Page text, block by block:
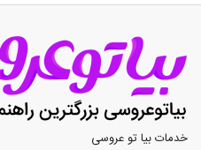
خدمات بیا تو عروسی